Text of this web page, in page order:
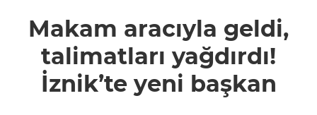
yağdırdı!
yeni
başkan
Makam aracıyla geldi,
talimatları yağdırdı!
İznik’te yeni başkan